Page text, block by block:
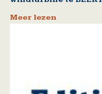
Meer lezen